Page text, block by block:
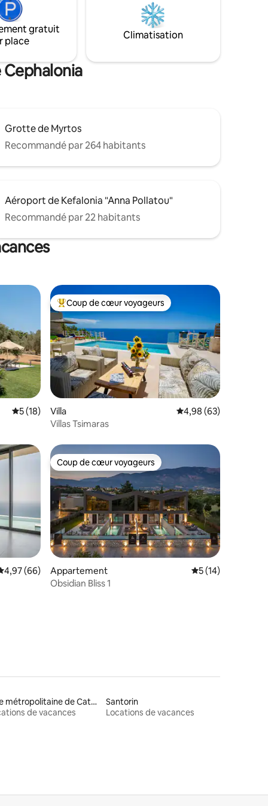
10
capitale
voiture
tranquillité, intimité et vue imprenable
sur la mer, avec toutes les commodités
dont vous pourriez avoir besoin à
quelques pas seulement.
gratuit
place
Climatisation
Grotte de Myrtos
Recommandé par 264 habitants
Aéroport de Kefalonia "Anna Pollatou"
Recommandé par 22 habitants
: 4,9 sur 5
Évaluation moyenne sur la base de 18 commentaires : 5 sur 5
5 (18)
Coups de cœur voyageurs les plus appréciés
Coup de cœur voyageurs
Villa Évaluation moyenne
4,98 (63)
Villas Tsimaras
: 5 sur 5
appréciés
moyenne sur la base de 66 commentaires : 4,97 sur 5
4,97 (66)
Coup de cœur voyageurs
Coup de cœur voyageurs
Appartement Évaluation
5 (14)
Obsidian Bliss 1
Ville métropolitaine de Catane
de vacances
Santorin
Locations de vacances